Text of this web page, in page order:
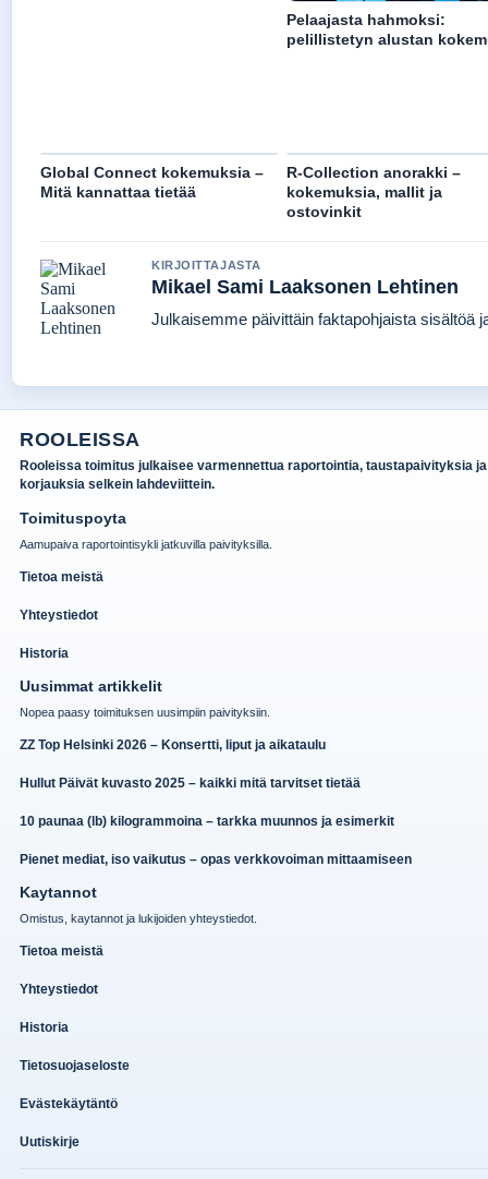
Pelaajasta hahmoksi:
pelillistetyn alustan
Global Connect kokemuksia –
Mitä kannattaa tietää
R-Collection anorakki –
kokemuksia, mallit ja
ostovinkit
KIRJOITTAJASTA
Mikael Sami Laaksonen Lehtinen
Julkaisemme päivittäin faktapohjaista sisältöä
ROOLEISSA
Rooleissa toimitus julkaisee varmennettua raportointia, taustapaivityksia ja
korjauksia selkein lahdeviittein.
Toimituspoyta
Aamupaiva raportointisykli jatkuvilla paivityksilla.
Tietoa meistä
Yhteystiedot
Historia
Uusimmat artikkelit
Nopea paasy toimituksen uusimpiin paivityksiin.
ZZ Top Helsinki 2026 – Konsertti, liput ja aikataulu
Hullut Päivät kuvasto 2025 – kaikki mitä tarvitset tietää
10 paunaa (lb) kilogrammoina – tarkka muunnos ja esimerkit
Pienet mediat, iso vaikutus – opas verkkovoiman mittaamiseen
Kaytannot
Omistus, kaytannot ja lukijoiden yhteystiedot.
Tietoa meistä
Yhteystiedot
Historia
Tietosuojaseloste
Evästekäytäntö
Uutiskirje